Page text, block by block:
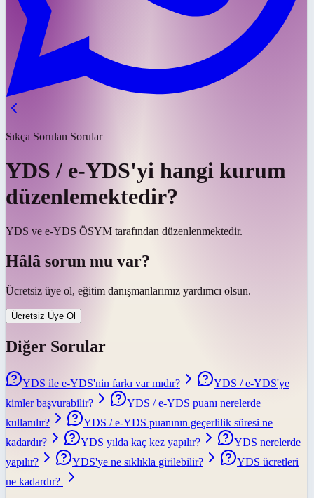
Sıkça Sorulan Sorular
YDS / e-YDS'yi hangi kurum
düzenlemektedir?
YDS ve e-YDS ÖSYM tarafından düzenlenmektedir.
Hâlâ sorun mu var?
Ücretsiz üye ol, eğitim danışmanlarımız yardımcı olsun.
Ücretsiz Üye Ol
Diğer Sorular
YDS ile e-YDS'nin farkı var mıdır?
YDS / e-YDS'ye
kimler başvurabilir?
YDS / e-YDS puanı nerelerde
kullanılır?
YDS / e-YDS puanının geçerlilik süresi ne
kadardır?
YDS yılda kaç kez yapılır?
YDS nerelerde
yapılır?
YDS'ye ne sıklıkla girilebilir?
YDS ücretleri
ne kadardır?